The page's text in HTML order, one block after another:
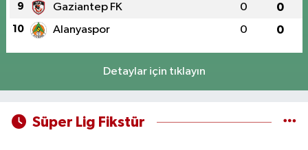
9 Gaziantep FK 0 0
10 Alanyaspor 0 0
Detaylar için tıklayın
Süper Lig Fikstür